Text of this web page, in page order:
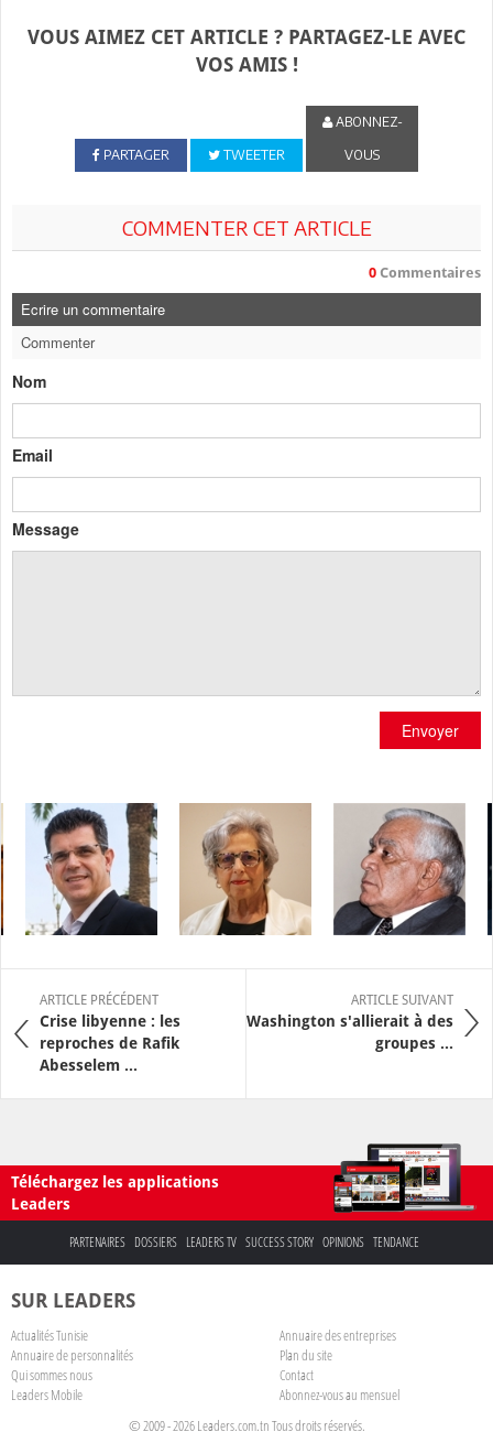
VOUS AIMEZ CET ARTICLE ? PARTAGEZ-LE AVEC
VOS AMIS !
PARTAGER TWEETER
ABONNEZ-
VOUS
COMMENTER CET ARTICLE
0 Commentaires
Ecrire un commentaire
Commenter
Nom
Email
Message
Envoyer
ARTICLE PRÉCÉDENT
Crise libyenne : les
reproches de Rafik
Abesselem ...
ARTICLE SUIVANT
Washington s'allierait à des
groupes ...
Téléchargez les applications
Leaders
PARTENAIRES DOSSIERS LEADERS TV SUCCESS STORY OPINIONS TENDANCE
SUR LEADERS
Actualités Tunisie
Annuaire des entreprises
Annuaire de personnalités
Plan du site
Qui sommes nous
Contact
Leaders Mobile
Abonnez-vous au mensuel
© 2009 - 2026 Leaders.com.tn Tous droits réservés.